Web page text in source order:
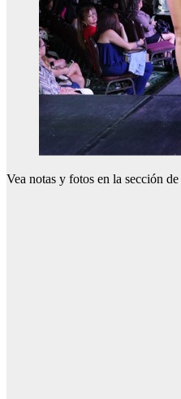
Vea notas y fotos en la sección de